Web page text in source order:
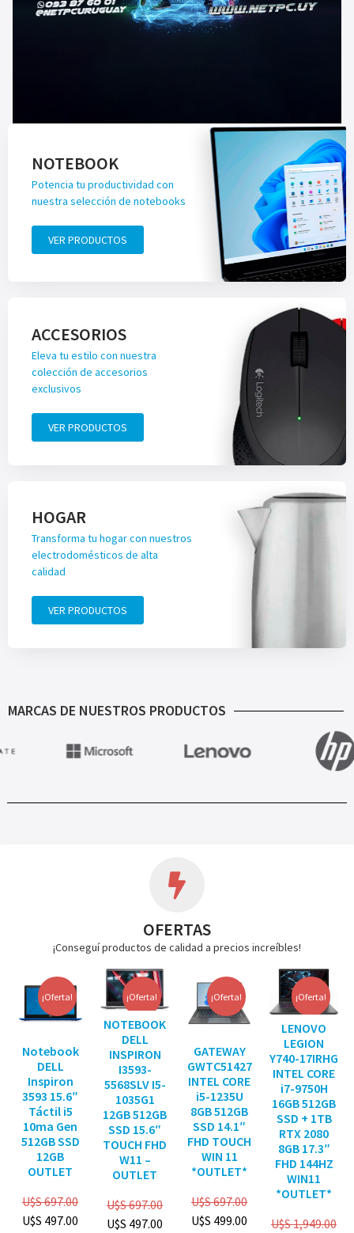
NOTEBOOK
Potencia tu productividad con
nuestra selección de notebooks
VER PRODUCTOS
ACCESORIOS
Eleva tu estilo con nuestra
colección de accesorios
exclusivos
VER PRODUCTOS
HOGAR
Transforma tu hogar con nuestros
electrodomésticos de alta
calidad
VER PRODUCTOS
MARCAS DE NUESTROS PRODUCTOS
OFERTAS
¡Conseguí productos de calidad a precios increíbles!
¡Oferta!
Notebook
DELL
Inspiron
3593 15.6″
Táctil i5
10ma Gen
512GB SSD
12GB
OUTLET
U$S697.00
U$S 497.00
¡Oferta!
NOTEBOOK
DELL
INSPIRON
I3593-
5568SLV I5-
1035G1
12GB 512GB
SSD 15.6″
TOUCH FHD
W11 –
OUTLET
U$S697.00
U$S 497.00
¡Oferta!
GATEWAY
GWTC51427
INTEL CORE
i5-1235U
8GB 512GB
SSD 14.1″
FHD TOUCH
WIN 11
*OUTLET*
U$S697.00
U$S 499.00
¡Oferta!
LENOVO
LEGION
Y740-17IRHG
INTEL CORE
i7-9750H
16GB 512GB
SSD + 1TB
RTX 2080
8GB 17.3″
FHD 144HZ
WIN11
*OUTLET*
U$S1,949.00